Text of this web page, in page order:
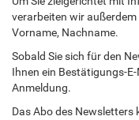
verarbeiten wir
Vorname, Nachname.
Sobald Sie sich für den
Ihnen ein Bestätigungs-
Anmeldung.
Das Abo des Newsletters